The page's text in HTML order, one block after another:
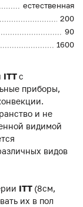
естественная
200
90
1600
ITTс
приборы,
и не
видимой
видов
ITT (8см,
их в пол